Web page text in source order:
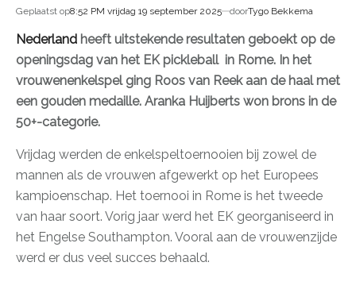
Geplaatst op8:52 PM vrijdag 19 september 2025 doorTygo Bekkema
Nederland heeft uitstekende resultaten geboekt op de
openingsdag van het EK pickleball in Rome. In het
vrouwenenkelspel ging Roos van Reek aan de haal met
een gouden medaille. Aranka Huijberts won brons in de
50+-categorie.
Vrijdag werden de enkelspeltoernooien bij zowel de
mannen als de vrouwen afgewerkt op het Europees
kampioenschap. Het toernooi in Rome is het tweede
van haar soort. Vorig jaar werd het EK georganiseerd in
het Engelse Southampton. Vooral aan de vrouwenzijde
werd er dus veel succes behaald.